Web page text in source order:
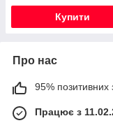
Купити
Про нас
95% позитивних
Працює з